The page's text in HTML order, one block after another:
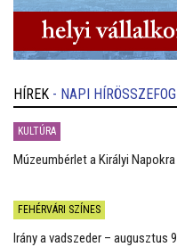
HÍREK - NAPI
KULTÚRA
Múzeumbérlet a Királyi
FEHÉRVÁRI SZÍNES
Irány a vadszeder – augusztus